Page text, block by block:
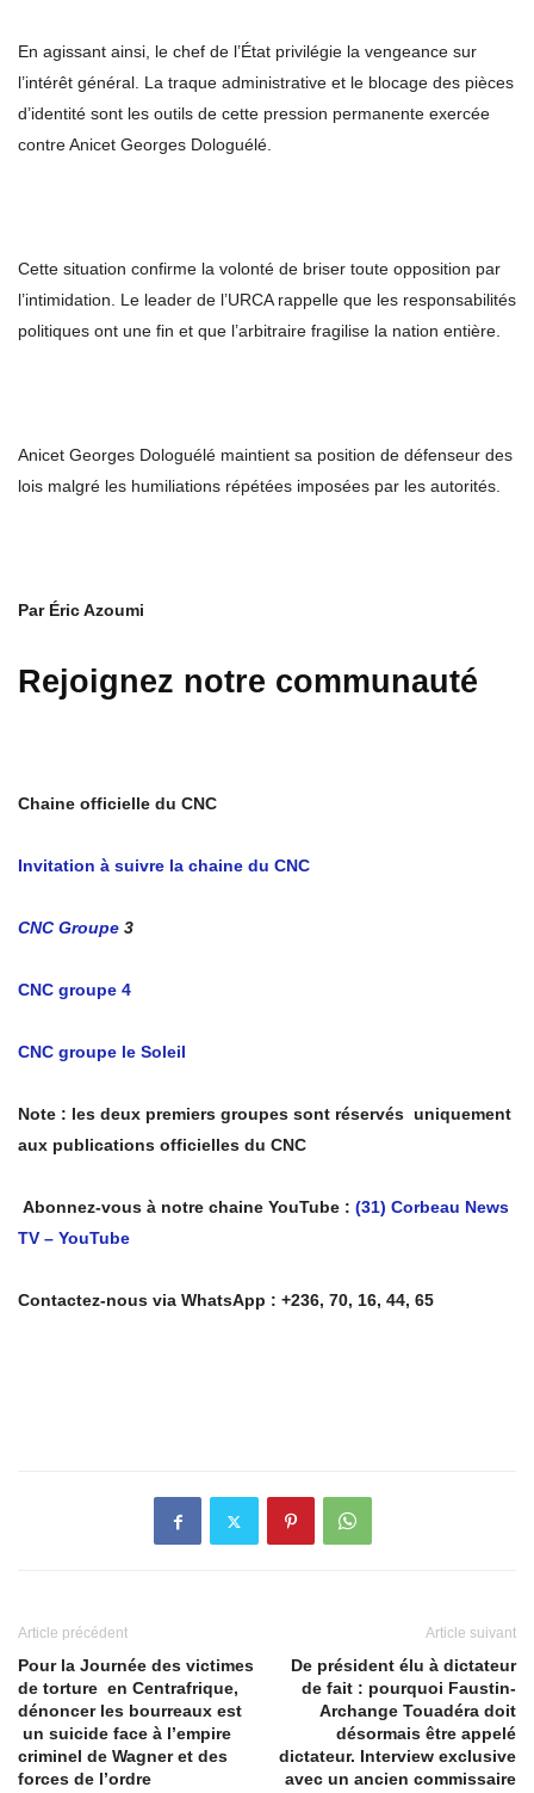
En agissant ainsi, le chef de l’État privilégie la vengeance sur
l’intérêt général. La traque administrative et le blocage des pièces
d’identité sont les outils de cette pression permanente exercée
contre Anicet Georges Dologuélé.
Cette situation confirme la volonté de briser toute opposition par
l’intimidation. Le leader de l’URCA rappelle que les responsabilités
politiques ont une fin et que l’arbitraire fragilise la nation entière.
Anicet Georges Dologuélé maintient sa position de défenseur des
lois malgré les humiliations répétées imposées par les autorités.
Par Éric Azoumi
Rejoignez notre communauté
Chaine officielle du CNC
Invitation à suivre la chaine du CNC
CNC Groupe 3
CNC groupe 4
CNC groupe le Soleil
Note : les deux premiers groupes sont réservés uniquement
aux publications officielles du CNC
Abonnez-vous à notre chaine YouTube : (31) Corbeau News
TV – YouTube
Contactez-nous via WhatsApp : +236, 70, 16, 44, 65
Article précédent
Pour la Journée des victimes
de torture en Centrafrique,
dénoncer les bourreaux est
un suicide face à l’empire
criminel de Wagner et des
forces de l’ordre
Article suivant
De président élu à dictateur
de fait : pourquoi Faustin-
Archange Touadéra doit
désormais être appelé
dictateur. Interview exclusive
avec un ancien commissaire